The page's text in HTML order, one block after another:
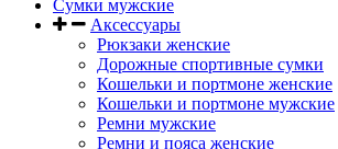
Сумки мужские
Аксессуары
Рюкзаки женские
Дорожные спортивные сумки
Кошельки и портмоне женские
Кошельки и портмоне мужские
Ремни мужские
Ремни и пояса женские